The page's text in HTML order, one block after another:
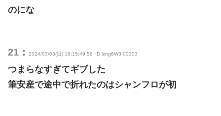
のにな
21： 2024/03/03(日) 19:15:49.56 ID:lzng6W3I00303
つまらなすぎてギブした
筆安産で途中で折れたのはシャンフロが初